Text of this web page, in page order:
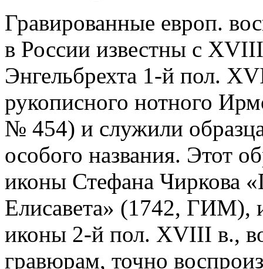
Гравированные европ.
в России известны с
Энгельбрехта 1-й пол.
рукописного нотного
№ 454) и служили
особого названия. Этот
иконы Стефана Чиркова
Елисавета» (1742, ГИМ),
иконы 2-й пол. XVIII в.,
гравюрам, точно